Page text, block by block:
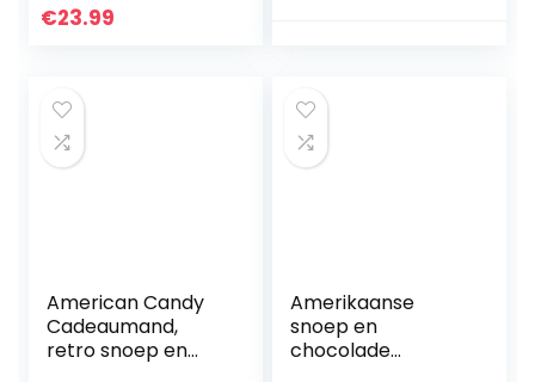
Geschenkdoos,
€23.99
American Candy
Cadeaumand,
retro snoep en
Amerikaanse
snoep en
chocolade